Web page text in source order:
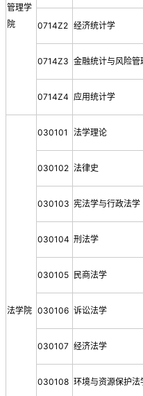
管理学
院
0714Z2 经济统计学
0714Z3 金融统计与风险管
0714Z4 应用统计学
法学院
030101 法学理论
030102 法律史
030103 宪法学与行政法学
030104 刑法学
030105 民商法学
030106 诉讼法学
030107 经济法学
030108 环境与资源保护法